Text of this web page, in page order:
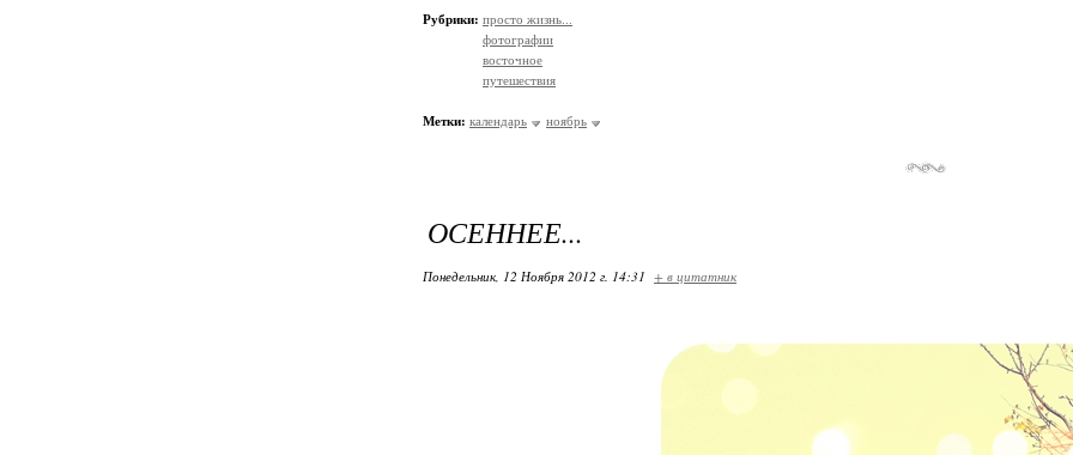
Рубрики: просто жизнь...
фотографии
восточное
путешествия
Метки: календарь ноябрь
ОСЕННЕЕ...
Понедельник, 12 Ноября 2012 г. 14:31 + в цитатник